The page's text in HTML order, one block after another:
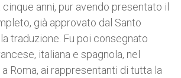
anni, pur avendo presentato il
già approvato dal Santo
traduzione. Fu poi consegnato
italiana e spagnola, nel
Roma, ai rappresentanti di tutta la